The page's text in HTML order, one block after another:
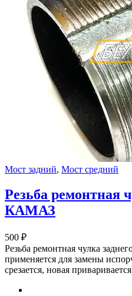
Мост задний, Мост средний
Резьба ремонтная
КАМАЗ
500 ₽
Резьба ремонтная чулка
применяется для замены
срезается, новая